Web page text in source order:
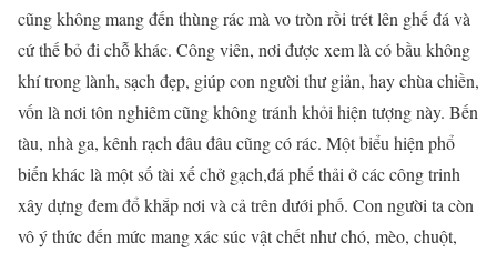
cũng không mang đến thùng rác mà vo tròn rồi trét lên ghế đá và
cứ thế bỏ đi chỗ khác. Công viên, nơi được xem là có bầu không
khí trong lành, sạch đẹp, giúp con người thư giản, hay chùa chiền,
vốn là nơi tôn nghiêm cũng không tránh khỏi hiện tượng này. Bến
tàu, nhà ga, kênh rạch đâu đâu cũng có rác. Một biểu hiện phổ
biến khác là một số tài xế chở gạch,đá phế thải ở các công trinh
xây dựng đem đổ khắp nơi và cả trên dưới phố. Con người ta còn
vô ý thức đến mức mang xác súc vật chết như chó, mèo, chuột,